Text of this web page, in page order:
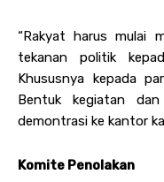
“Rakyat harus mulai
tekanan politik
Khususnya kepada
Bentuk kegiatan
demontrasi ke kantor
Komite Penolakan